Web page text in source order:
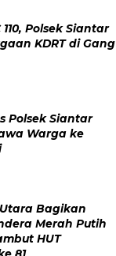
Polsek Siantar
KDRT di Gang
Polsek Siantar
Warga ke
Bagikan
Merah Putih
HUT